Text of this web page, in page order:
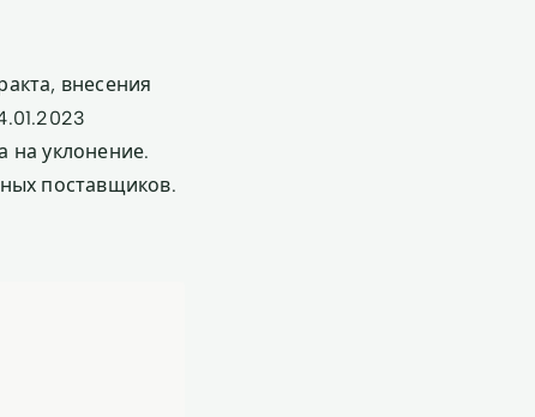
внесения
на уклонение.
поставщиков.